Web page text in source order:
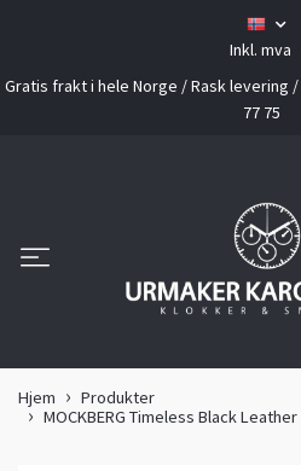
Inkl. mva
Gratis frakt i hele Norge / Rask levering
77 75
Hjem
Produkter
MOCKBERG Timeless Black